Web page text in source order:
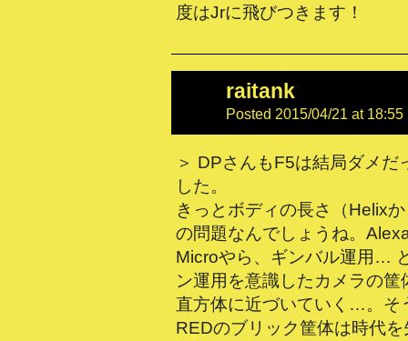
度はJrに飛びつきます！
raitank
Posted 2015/04/21 at 18:55
＞ DPさんもF5は結局ダメだ
した。
きっとボディの長さ（Helix
の問題なんでしょうね。
Microやら、ギンバル運用…
ン運用を意識したカメラの筐
直方体に近づいていく…。そ
REDのブリック筐体は時代